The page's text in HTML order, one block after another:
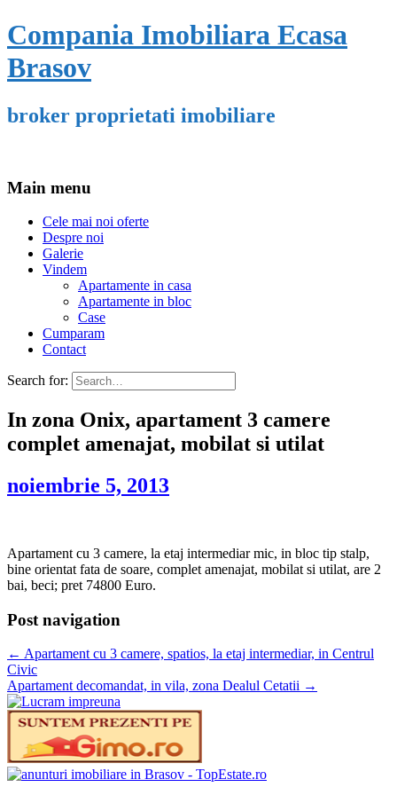
Compania Imobiliara Ecasa
Brasov
broker proprietati imobiliare
Main menu
Cele mai noi oferte
Despre noi
Galerie
Vindem
Apartamente in casa
Apartamente in bloc
Case
Cumparam
Contact
Search for:
In zona Onix, apartament 3 camere
complet amenajat, mobilat si utilat
noiembrie 5, 2013
Apartament cu 3 camere, la etaj intermediar mic, in bloc tip stalp,
bine orientat fata de soare, complet amenajat, mobilat si utilat, are 2
bai, beci; pret 74800 Euro.
Post navigation
← Apartament cu 3 camere, spatios, la etaj intermediar, in Centrul
Civic
Apartament decomandat, in vila, zona Dealul Cetatii →